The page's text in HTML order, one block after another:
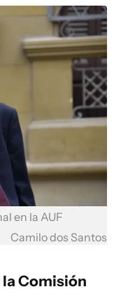
en la AUF
Camilo dos Santos
Comisión